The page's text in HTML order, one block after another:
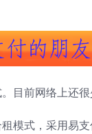
目前网络上还很
模式，采用易